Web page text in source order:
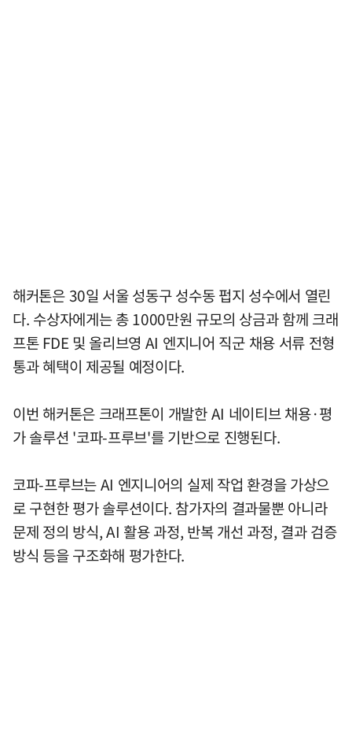
해커톤은 30일 서울 성동구 성수동 펍지 성수에서 열린
다. 수상자에게는 총 1000만원 규모의 상금과 함께 크래
프톤 FDE 및 올리브영 AI 엔지니어 직군 채용 서류 전형
통과 혜택이 제공될 예정이다.
이번 해커톤은 크래프톤이 개발한 AI 네이티브 채용·평
가 솔루션 '코파-프루브'를 기반으로 진행된다.
코파-프루브는 AI 엔지니어의 실제 작업 환경을 가상으
로 구현한 평가 솔루션이다. 참가자의 결과물뿐 아니라
문제 정의 방식, AI 활용 과정, 반복 개선 과정, 결과 검증
방식 등을 구조화해 평가한다.